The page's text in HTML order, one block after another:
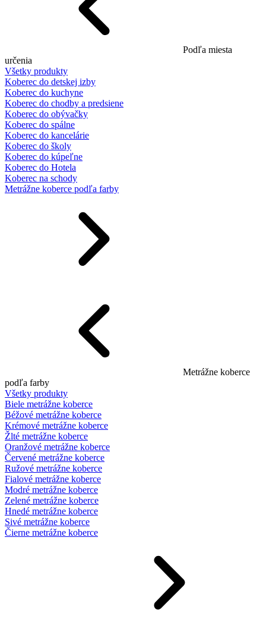
Podľa miesta
určenia
Všetky produkty
Koberec do detskej izby
Koberec do kuchyne
Koberec do chodby a predsiene
Koberec do obývačky
Koberec do spálne
Koberec do kancelárie
Koberec do školy
Koberec do kúpeľne
Koberec do Hotela
Koberec na schody
Metrážne koberce podľa farby
Metrážne koberce
podľa farby
Všetky produkty
Biele metrážne koberce
Béžové metrážne koberce
Krémové metrážne koberce
Žlté metrážne koberce
Oranžové metrážne koberce
Červené metrážne koberce
Ružové metrážne koberce
Fialové metrážne koberce
Modré metrážne koberce
Zelené metrážne koberce
Hnedé metrážne koberce
Sivé metrážne koberce
Čierne metrážne koberce